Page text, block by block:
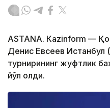
ASTANА. Кazinform —
Денис Евсеев Истанбул
турнирининг жуфтлик
йўл олди.